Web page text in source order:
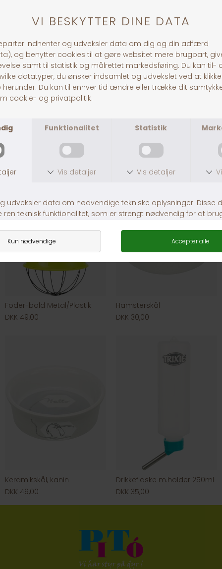
30 dages returret
Fragt fra 39,-
1-3 dages levering
Andre købte også
Foder-bold Metal/Plastik
DKK 49,00
Hamsterskål
DKK 30,00
Keramikskål, kanin
DKK 49,00
Drikkeflaske m.holder 250ml
DKK 35,00